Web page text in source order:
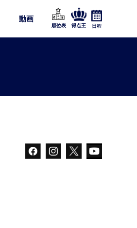
動画
順位表 得点王 日程